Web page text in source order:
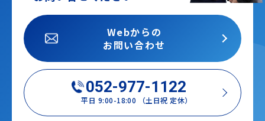
052-977-1122
平日 9:00-18:00 （土日祝 定休）
Webからの
お問い合わせ